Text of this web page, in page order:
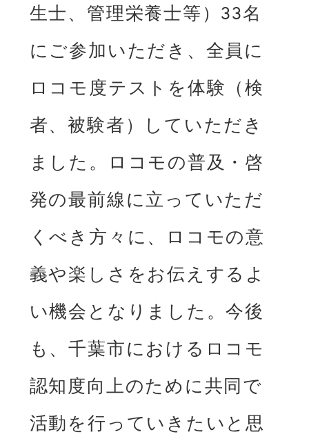
生士、管理栄養士等）33名
にご参加いただき、全員に
ロコモ度テストを体験（検
者、被験者）していただき
ました。ロコモの普及・啓
発の最前線に立っていただ
くべき方々に、ロコモの意
義や楽しさをお伝えするよ
い機会となりました。今後
も、千葉市におけるロコモ
認知度向上のために共同で
活動を行っていきたいと思